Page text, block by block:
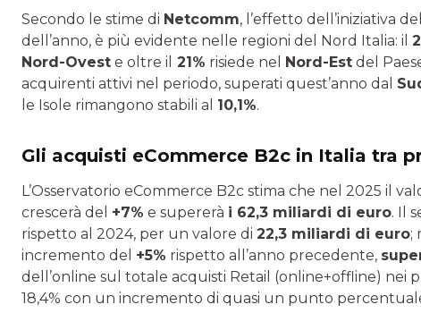
Secondo le stime di Netcomm, l’effetto dell’iniziativa
dell’anno, è più evidente nelle regioni del Nord Italia: il
Nord-Ovest e oltre il 21% risiede nel Nord-Est del
acquirenti attivi nel periodo, superati quest’anno dal
le Isole rimangono stabili al 10,1%.
Gli acquisti eCommerce B2c in Italia tra
L’Osservatorio eCommerce B2c stima che nel 2025 il
crescerà del +7% e supererà i 62,3 miliardi di euro. Il
rispetto al 2024, per un valore di 22,3 miliardi di euro;
incremento del +5% rispetto all’anno precedente,
dell’online sul totale acquisti Retail (online+offline) nei
18,4% con un incremento di quasi un punto